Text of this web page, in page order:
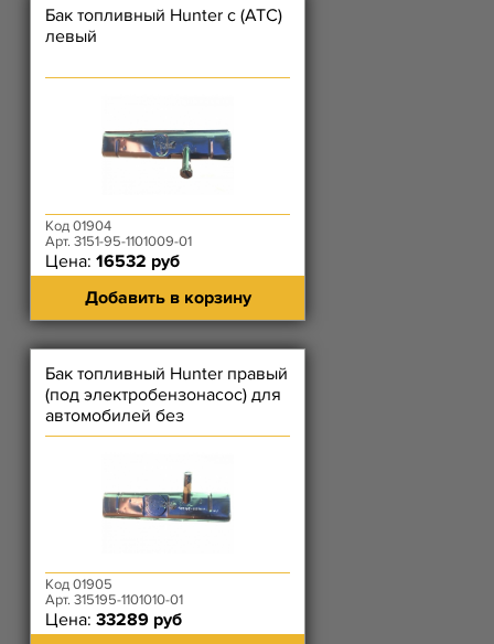
Бак топливный Hunter с (АТС)
левый
Код 01904
Арт. 3151-95-1101009-01
Цена: 16532 руб
Добавить в корзину
Бак топливный Hunter правый
(под электробензонасос) для
автомобилей без
антитоксичной системы
Код 01905
Арт. 315195-1101010-01
Цена: 33289 руб